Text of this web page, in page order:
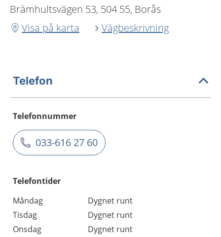
Brämhultsvägen 53, 504 55, Borås
Visa på karta
Vägbeskrivning
Telefon
Telefonnummer
033-616 27 60
Telefontider
Måndag
Dygnet runt
Tisdag
Dygnet runt
Onsdag
Dygnet runt